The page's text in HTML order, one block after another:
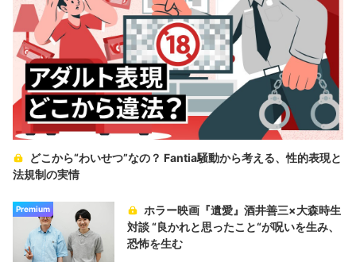
どこから“わいせつ”なの？ Fantia騒動から考える、性的表現と
法規制の実情
Premium
ホラー映画『遺愛』酒井善三×大森時生
対談 “良かれと思ったこと“が呪いを生み、
恐怖を生む